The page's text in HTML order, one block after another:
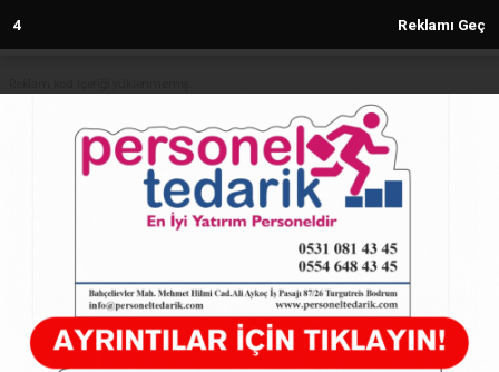
3 Reklamı Geç
Anasayfa TÜRKİYE
Bursa İnegöl'de tarım arazisinde
kaçak yapı avı!
25.02.2025 - 16:19, Güncelleme: 25.02.2025 - 16:19
4977+ kez okundu.